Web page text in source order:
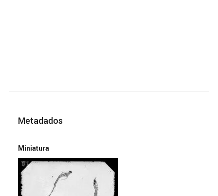
Metadados
Miniatura